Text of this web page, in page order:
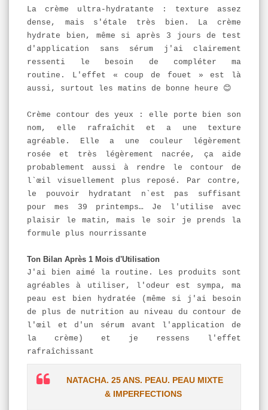
La crème ultra-hydratante : texture assez
dense, mais s'étale très bien. La crème
hydrate bien, même si après 3 jours de test
d'application sans sérum j'ai clairement
ressenti le besoin de compléter ma
routine. L'effet « coup de fouet » est là
aussi, surtout les matins de bonne heure 😊
Crème contour des yeux : elle porte bien son
nom, elle rafraîchit et a une texture
agréable. Elle a une couleur légèrement
rosée et très légèrement nacrée, ça aide
probablement aussi à rendre le contour de
l`œil visuellement plus reposé. Par contre,
le pouvoir hydratant n`est pas suffisant
pour mes 39 printemps… Je l'utilise avec
plaisir le matin, mais le soir je prends la
formule plus nourrissante
Ton Bilan Après 1 Mois d'Utilisation
J'ai bien aimé la routine. Les produits sont
agréables à utiliser, l'odeur est sympa, ma
peau est bien hydratée (même si j'ai besoin
de plus de nutrition au niveau du contour de
l'œil et d'un sérum avant l'application de
la crème) et je ressens l'effet
rafraîchissant
NATACHA. 25 ANS. PEAU. PEAU MIXTE
& IMPERFECTIONS